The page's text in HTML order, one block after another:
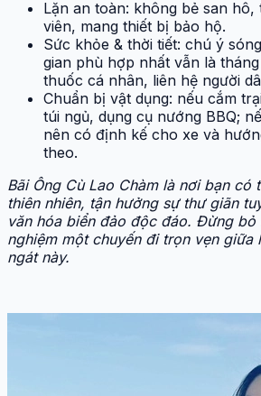
Lặn an toàn: không bẻ san
viên, mang thiết bị bảo hộ.
Sức khỏe & thời tiết: chú ý
gian phù hợp nhất vẫn là
thuốc cá nhân, liên hệ người
Chuẩn bị vật dụng: nếu cắm
túi ngủ, dụng cụ nướng BBQ;
nên có định kế cho xe và
theo.
Bãi Ông Cù Lao Chàm là nơi bạn có
thiên nhiên, tận hưởng sự thư giãn
văn hóa biển đảo độc đáo. Đừng
nghiệm một chuyến đi trọn vẹn giữa
ngát này.